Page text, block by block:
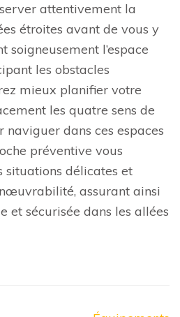
attentivement la
étroites avant de vous y
soigneusement l’espace
les obstacles
mieux planifier votre
les quatre sens de
dans ces espaces
préventive vous
situations délicates et
assurant ainsi
et sécurisée dans les allées